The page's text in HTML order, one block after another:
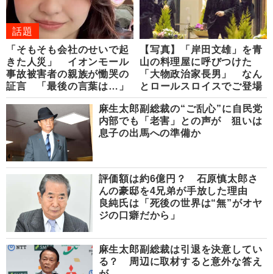
話題
「そもそも会社のせいで起
きた人災」 イオンモール
事故被害者の親族が慟哭の
証言 「最後の言葉は…」
【写真】「岸田文雄」を青
山の料理屋に呼びつけた
「大物政治家長男」 なん
とロールスロイスでご登場
麻生太郎副総裁の“ご乱心”に自民党
内部でも「老害」との声が 狙いは
息子の出馬への準備か
評価額は約6億円？ 石原慎太郎さ
んの豪邸を4兄弟が手放した理由
良純氏は「死後の世界は“無”がオヤ
ジの口癖だから」
麻生太郎副総裁は引退を決意してい
る？ 周辺に取材すると意外な答え